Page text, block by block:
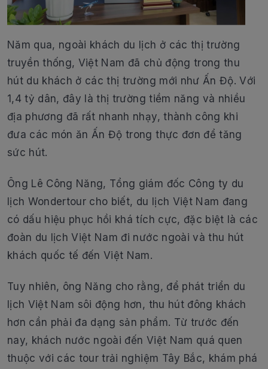
Năm qua, ngoài khách du lịch ở các thị trường
truyền thống, Việt Nam đã chủ động trong thu
hút du khách ở các thị trường mới như Ấn Độ. Với
1,4 tỷ dân, đây là thị trường tiềm năng và nhiều
địa phương đã rất nhanh nhạy, thành công khi
đưa các món ăn Ấn Độ trong thực đơn để tăng
sức hút.
Ông Lê Công Năng, Tổng giám đốc Công ty du
lịch Wondertour cho biết, du lịch Việt Nam đang
có dấu hiệu phục hồi khá tích cực, đặc biệt là các
đoàn du lịch Việt Nam đi nước ngoài và thu hút
khách quốc tế đến Việt Nam.
Tuy nhiên, ông Năng cho rằng, để phát triển du
lịch Việt Nam sôi động hơn, thu hút đông khách
hơn cần phải đa dạng sản phẩm. Từ trước đến
nay, khách nước ngoài đến Việt Nam quá quen
thuộc với các tour trải nghiệm Tây Bắc, khám phá